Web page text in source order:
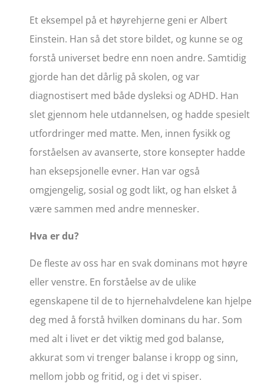
Et eksempel på et høyrehjerne geni er Albert
Einstein. Han så det store bildet, og kunne se og
forstå universet bedre enn noen andre. Samtidig
gjorde han det dårlig på skolen, og var
diagnostisert med både dysleksi og ADHD. Han
slet gjennom hele utdannelsen, og hadde spesielt
utfordringer med matte. Men, innen fysikk og
forståelsen av avanserte, store konsepter hadde
han eksepsjonelle evner. Han var også
omgjengelig, sosial og godt likt, og han elsket å
være sammen med andre mennesker.
Hva er du?
De fleste av oss har en svak dominans mot høyre
eller venstre. En forståelse av de ulike
egenskapene til de to hjernehalvdelene kan hjelpe
deg med å forstå hvilken dominans du har. Som
med alt i livet er det viktig med god balanse,
akkurat som vi trenger balanse i kropp og sinn,
mellom jobb og fritid, og i det vi spiser.